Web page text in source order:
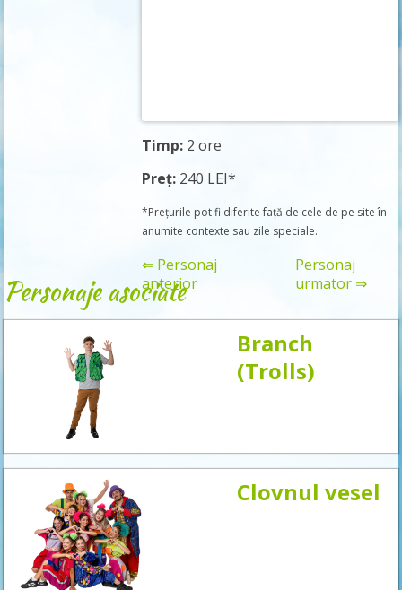
Timp: 2 ore
Preț: 240 LEI*
*Prețurile pot fi diferite față de cele de pe site în
anumite contexte sau zile speciale.
Rezervă
acum
⇐ Personaj
anterior
Personaj
urmator ⇒
Personaje asociate
Branch
(Trolls)
Clovnul vesel